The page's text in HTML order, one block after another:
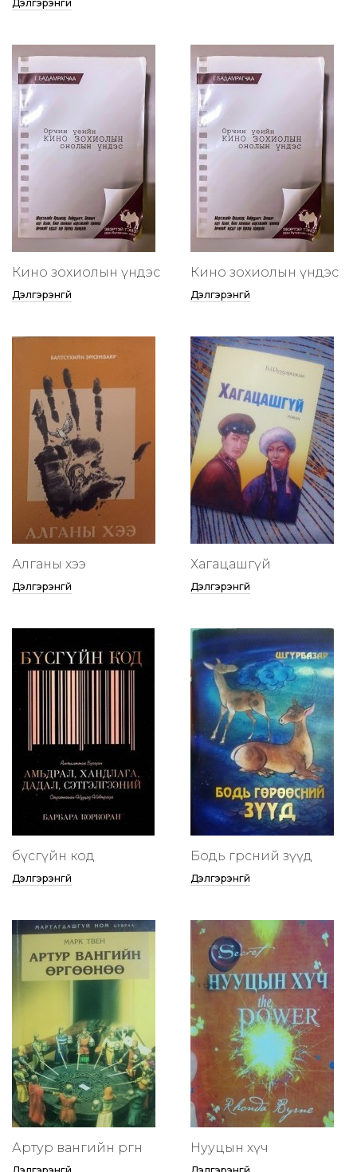
Дэлгэрэнгүй
Кино зохиолын үндэс
Дэлгэрэнгүй
Кино зохиолын үндэс
Дэлгэрэнгүй
Алганы хээ
Дэлгэрэнгүй
Хагацашгүй
Дэлгэрэнгүй
бүсгүйн код
Дэлгэрэнгүй
Бодь гөрөөсний зүүд
Дэлгэрэнгүй
Артур вангийн өргөөнөө
Дэлгэрэнгүй
Нууцын хүч
Дэлгэрэнгүй